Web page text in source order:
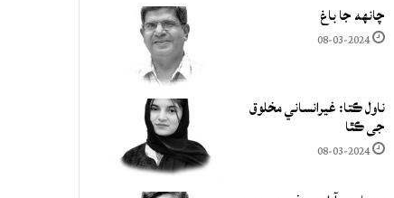
چانهه جا باغ
08-03-2024
ناول ڪتا: غيرانساني مخلوق
جي ڪٿا
08-03-2024